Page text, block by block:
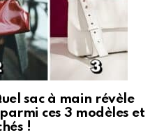
sac à main révèle
ces 3 modèles et
!